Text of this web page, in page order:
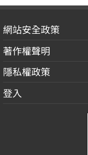
網站安全政策
著作權聲明
隱私權政策
登入